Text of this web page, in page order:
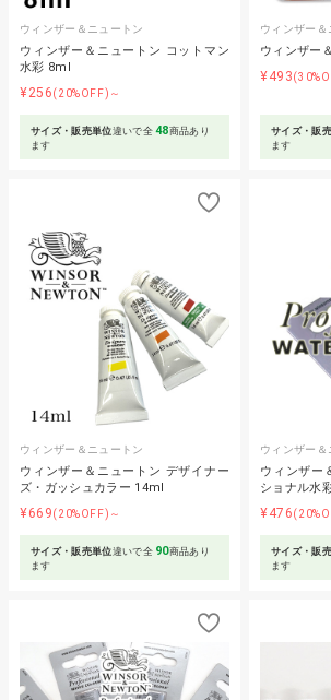
ウィンザー＆ニュートン
ウィンザー＆ニュートン コットマン
水彩 8ml
¥256(20%OFF)～
サイズ・販売単位違いで全48商品あり
ます
ウィンザー＆
ウィンザー
¥493
サイズ・販
ます
ウィンザー＆ニュートン
ウィンザー＆ニュートン デザイナー
ズ・ガッシュカラー 14ml
¥669(20%OFF)～
サイズ・販売単位違いで全 90商品あり
ます
ウィンザー＆
ウィンザー
ショナル水
¥476
サイズ・販
ます